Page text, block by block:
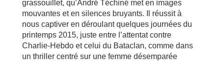
grassouillet, qu’André Téchiné met en images
mouvantes et en silences bruyants. Il réussit à
nous captiver en déroulant quelques journées du
printemps 2015, juste entre l’attentat contre
Charlie-Hebdo et celui du Bataclan, comme dans
un thriller centré sur une femme désemparée